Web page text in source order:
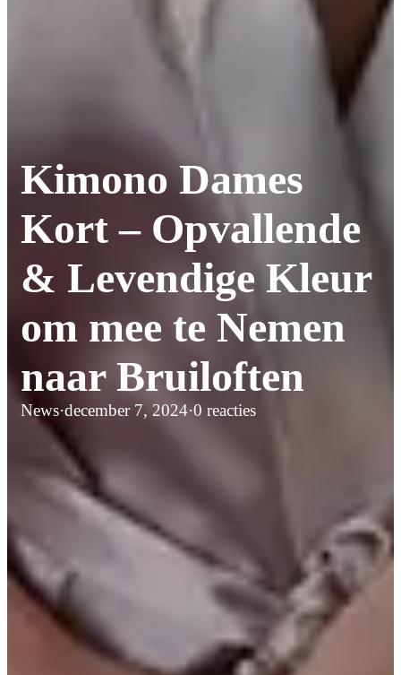
Kimono Dames
Kort – Opvallende
& Levendige Kleur
om mee te Nemen
naar Bruiloften
News·december 7, 2024·0 reacties